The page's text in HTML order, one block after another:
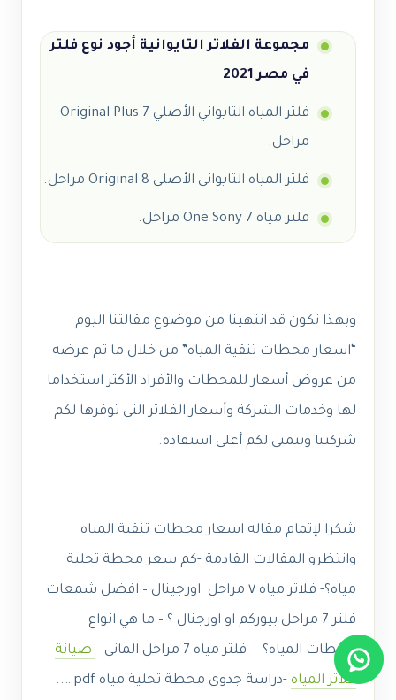
مجموعة الفلاتر التايوانية أجود نوع فلتر
في مصر2021
فلتر المياه التايواني الأصلي Original Plus 7
مراحل.
فلتر المياه التايواني الأصلي Original 8 مراحل.
فلتر مياه One Sony 7 مراحل.
وبهذا نكون قد انتهينا من موضوع مقالتنا اليوم
“اسعار محطات تنقية المياه” من خلال ما تم عرضه
من عروض أسعار للمحطات والأفراد الأكثر استخداما
لها وخدمات الشركة وأسعار الفلاتر التي توفرها لكم
شركتنا ونتمنى لكم أعلى استفادة.
شكرا لإتمام مقاله اسعار محطات تنقية المياه
وانتظرو المقالات القادمة -كم سعر محطة تحلية
مياه؟- فلاتر مياه ٧ مراحل اورجينال – افضل شمعات
فلتر 7 مراحل بيوركم او اورجنال ؟ – ما هي انواع
محطات المياه؟ – فلتر مياه 7 مراحل الماني –
صيانة
فلاتر المياه
-دراسة جدوى محطة تحلية مياه pdf…..